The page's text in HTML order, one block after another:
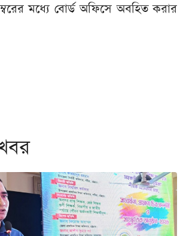
মধ্যে বোর্ড অফিসে অবহিত করার